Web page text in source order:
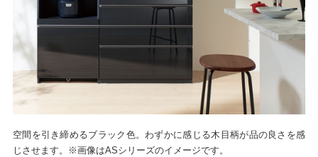
空間を引き締めるブラック色。わずかに感じる木目柄が品の良さを感
じさせます。※画像はASシリーズのイメージです。